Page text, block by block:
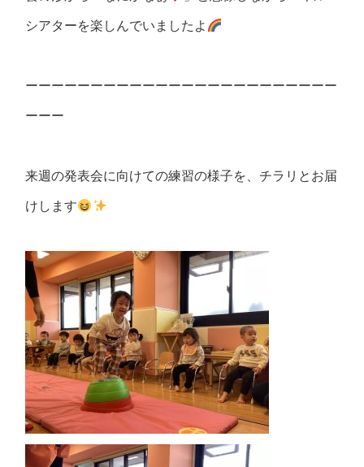
シアターを楽しんでいましたよ
ーーーーーーーーーーーーーーーーーーーーーーーー
ーーー
来週の発表会に向けての練習の様子を、チラリとお届
けします